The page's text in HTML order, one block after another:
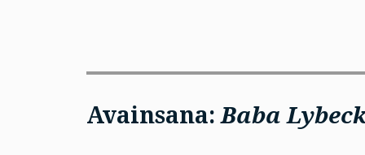
Avainsana:Baba